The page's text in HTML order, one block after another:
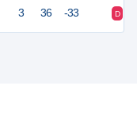
3 36 -33 D